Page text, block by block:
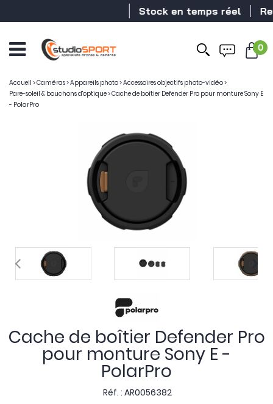
Stock en temps réel
0
Accueil >Caméras>Appareils photo>Accessoires objectifs photo-vidéo>
Pare-soleil & bouchons d'optique>Cache de boîtier Defender Pro pour monture Sony E
- PolarPro
Cache de boîtier Defender Pro
pour monture Sony E -
PolarPro
Réf. : AR0056382